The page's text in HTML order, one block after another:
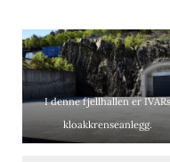
I denne fjellhallen er IVARs
kloakkrenseanlegg.